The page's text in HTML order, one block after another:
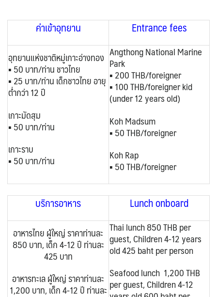
ค่าเข้าอุทยาน Entrance fees
อุทยานแห่งชาติหมู่เกาะอ่างทอง
▪ 50 บาท/ท่าน ชาวไทย
▪ 25 บาท/ท่าน เด็กชาวไทย อายุ
ต่ำกว่า 12 ปี
เกาะมัดสุม
▪ 50 บาท/ท่าน
เกาะราบ
▪ 50 บาท/ท่าน
Angthong National Marine
Park
▪ 200 THB/foreigner
▪ 100 THB/foreigner kid
(under 12 years old)
Koh Madsum
▪ 50 THB/foreigner
Koh Rap
▪ 50 THB/foreigner
บริการอาหาร Lunch onboard
อาหารไทยผู้ใหญ่ ราคาท่านละ
850 บาท, เด็ก 4-12 ปี ท่านละ
425 บาท
อาหารทะเล ผู้ใหญ่ ราคาท่านละ
1,200 บาท, เด็ก 4-12 ปี ท่านละ
Thai lunch 850 THB per
guest, Children 4-12 years
old 425 baht per person
Seafood lunch 1,200 THB
per guest, Children 4-12